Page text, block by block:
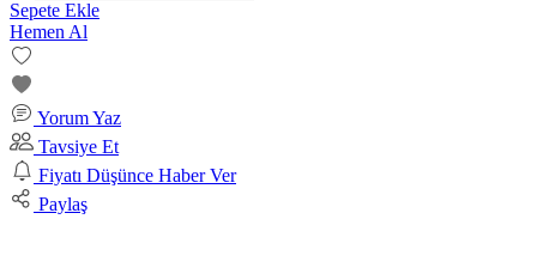
Sepete Ekle
Hemen Al
Yorum Yaz
Tavsiye Et
Fiyatı Düşünce Haber Ver
Paylaş